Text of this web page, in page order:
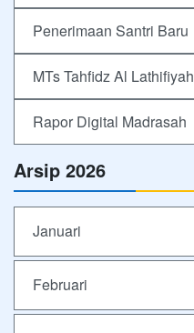
Penerimaan Santri Baru
MTs Tahfidz Al Lathifiyah
Rapor Digital Madrasah
Arsip 2026
Januari
Februari